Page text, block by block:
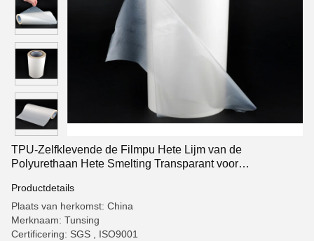
TPU-Zelfklevende de Filmpu Hete Lijm van de
Polyurethaan Hete Smelting Transparant voor
Productdetails
Plaats van herkomst: China
Merknaam: Tunsing
Certificering: SGS , ISO9001